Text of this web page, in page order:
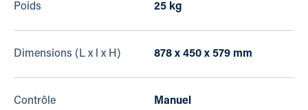
Poids 25 kg
Dimensions (L x l x H) 878 x 450 x 579 mm
Contrôle Manuel